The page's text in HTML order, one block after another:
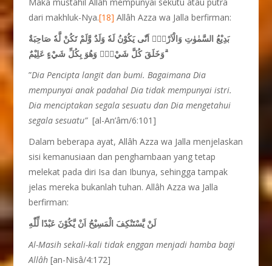
dari makhluk-Nya.[18] Allâh Azza wa Jalla berfirman:
بَدِيْعُ السَّمٰوٰتِ وَالْاَرْضِۗ اَنّٰى يَكُوْنُ لَهٗ وَلَدٌ وَّلَمْ تَكُنْ لَّهٗ صَاحِبَةٌ
ۗوَخَلَقَ كُلَّ شَيْءٍۚ وَهُوَ بِكُلِّ شَيْءٍ عَلِيْمٌ
”Dia Pencipta langit dan bumi. Bagaimana Dia
mempunyai anak padahal Dia tidak mempunyai istri.
Dia menciptakan segala sesuatu dan Dia mengetahui
segala sesuatu”[al-An’âm/6:101]
Dalam beberapa ayat, Allâh Azza wa Jalla menjelaskan
sisi kemanusiaan dan penghambaan yang tetap
melekat pada diri Isa dan Ibunya, sehingga tampak
jelas mereka bukanlah tuhan. Allâh Azza wa Jalla
berfirman:
لَنْ يَّسْتَنْكِفَ الْمَسِيْحُ اَنْ يَّكُوْنَ عَبْدًا لِّلّٰهِ
Al-Masih sekali-kali tidak enggan menjadi hamba bagi
Allâh [an-Nisâ/4:172]